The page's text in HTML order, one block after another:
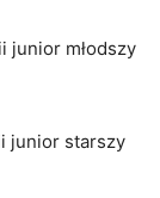
junior młodszy
junior starszy